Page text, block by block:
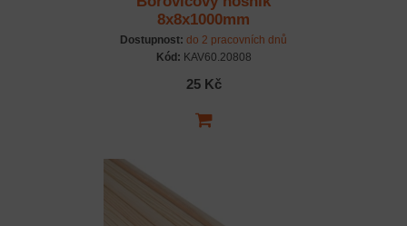
8x8x1000mm
Dostupnost: do 2 pracovních dnů
Kód: KAV60.20808
25 Kč